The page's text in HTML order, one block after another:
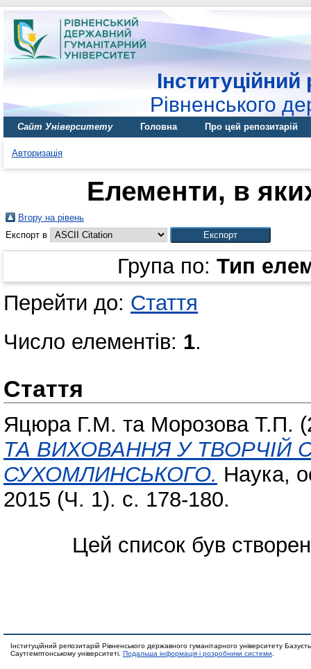
Інституційний
Рівненського
Сайт Університету Головна Про цей репозитарій
Авторизація
Елементи, в
Вгору на рівень
Експорт в
Група по: Тип
Перейти до: Стаття
Число елементів: 1.
Стаття
Яцюра Г.М. та Морозова Т.П.
ТА ВИХОВАННЯ У ТВОРЧІЙ
СУХОМЛИНСЬКОГО. Наука,
2015 (Ч. 1). с. 178-180.
Цей список був
Інституційний репозитарій Рівненського державного гуманітарного університету
Саутгемптонському університеті. Подальша інформація і розробники системи